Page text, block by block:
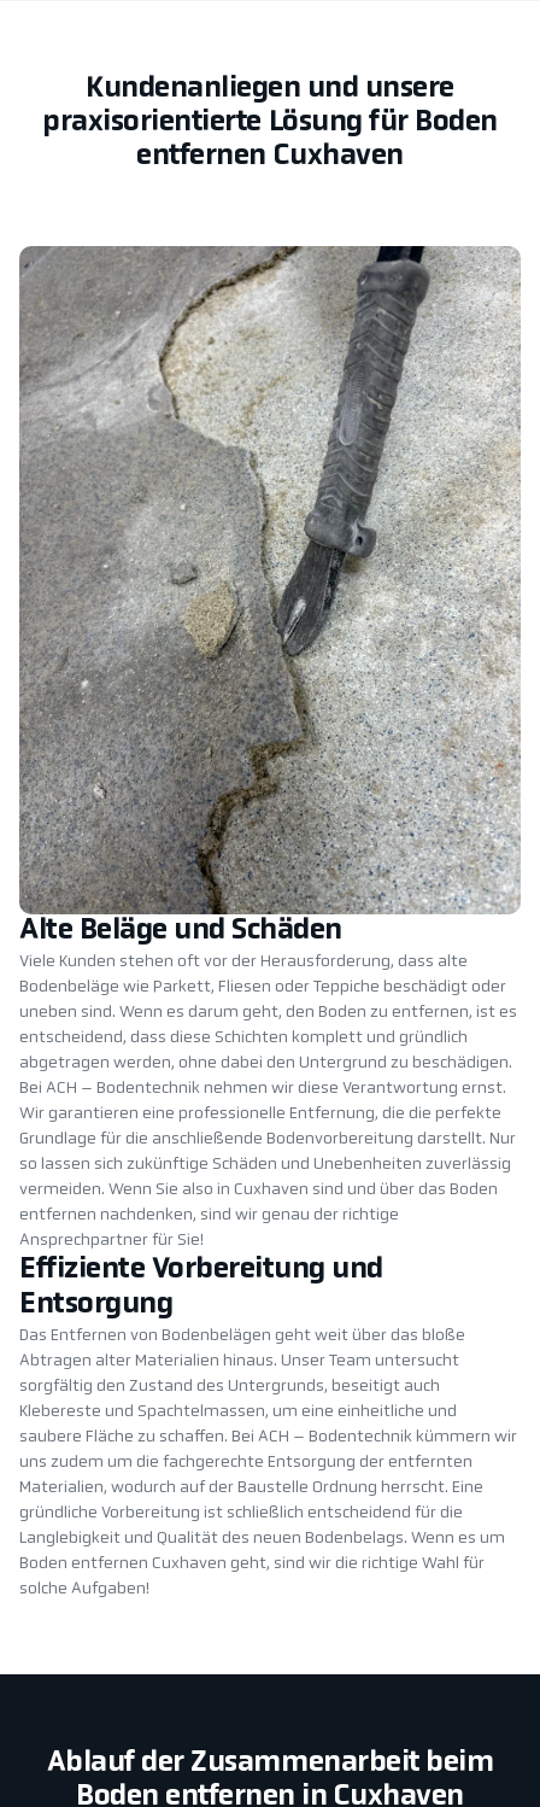
Kundenanliegen und unsere
praxisorientierte Lösung für Boden
entfernen Cuxhaven
Alte Beläge und Schäden
Viele Kunden stehen oft vor der Herausforderung, dass alte
Bodenbeläge wie Parkett, Fliesen oder Teppiche beschädigt oder
uneben sind. Wenn es darum geht, den Boden zu entfernen, ist es
entscheidend, dass diese Schichten komplett und gründlich
abgetragen werden, ohne dabei den Untergrund zu beschädigen.
Bei ACH – Bodentechnik nehmen wir diese Verantwortung ernst.
Wir garantieren eine professionelle Entfernung, die die perfekte
Grundlage für die anschließende Bodenvorbereitung darstellt. Nur
so lassen sich zukünftige Schäden und Unebenheiten zuverlässig
vermeiden. Wenn Sie also in Cuxhaven sind und über das Boden
entfernen nachdenken, sind wir genau der richtige
Ansprechpartner für Sie!
Effiziente Vorbereitung und
Entsorgung
Das Entfernen von Bodenbelägen geht weit über das bloße
Abtragen alter Materialien hinaus. Unser Team untersucht
sorgfältig den Zustand des Untergrunds, beseitigt auch
Klebereste und Spachtelmassen, um eine einheitliche und
saubere Fläche zu schaffen. Bei ACH – Bodentechnik kümmern wir
uns zudem um die fachgerechte Entsorgung der entfernten
Materialien, wodurch auf der Baustelle Ordnung herrscht. Eine
gründliche Vorbereitung ist schließlich entscheidend für die
Langlebigkeit und Qualität des neuen Bodenbelags. Wenn es um
Boden entfernen Cuxhaven geht, sind wir die richtige Wahl für
solche Aufgaben!
Ablauf der Zusammenarbeit beim
Boden entfernen in Cuxhaven